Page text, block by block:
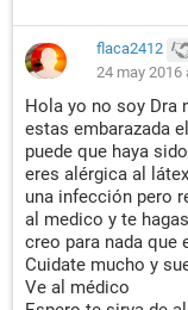
flaca2412
24 may 2016
Hola yo no soy Dra
estas embarazada
puede que haya
eres alérgica al
una infección pero
al medico y te
creo para nada que
Cuidate mucho y
Ve al médico